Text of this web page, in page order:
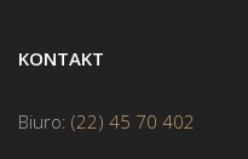
KONTAKT
Biuro: (22) 45 70 402